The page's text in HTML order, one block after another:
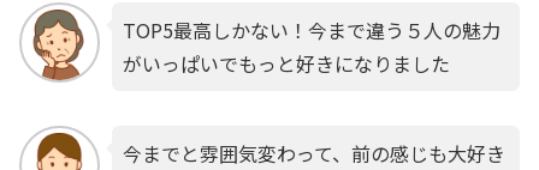
TOP5最高しかない！今まで違う５人の魅力
がいっぱいでもっと好きになりました
今までと雰囲気変わって、前の感じも大好き